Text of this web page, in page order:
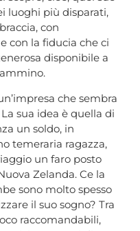
luoghi più disparati,
con
con la fiducia che ci
disponibile a
che sembra
sua idea è quella di
un soldo, in
temeraria ragazza,
un faro posto
Zelanda. Ce la
sono molto spesso
il suo sogno? Tra
raccomandabili,